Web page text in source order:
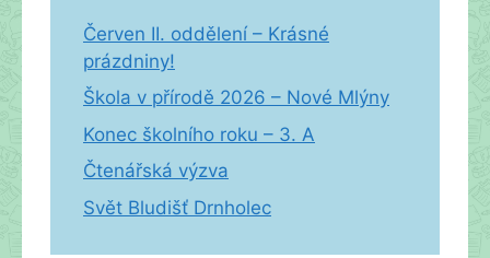
Červen II. oddělení – Krásné
prázdniny!
Škola v přírodě 2026 – Nové Mlýny
Konec školního roku – 3. A
Čtenářská výzva
Svět Bludišť Drnholec